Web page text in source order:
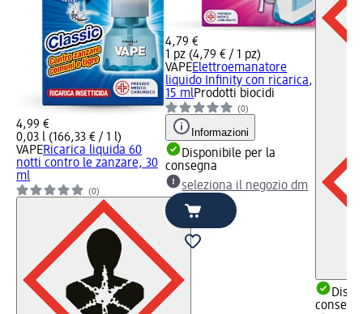
4,99 €
0,03 l (166,33 € / 1 l)
VAPERicarica liquida 60
notti contro le zanzare, 30
ml
(0)
4,79 €
1 pz (4,79 € / 1 pz)
VAPEElettroemanatore
liquido Infinity con ricarica,
15 mlProdotti biocidi
(0)
Informazioni
Disponibile per la
consegna
seleziona il negozio dm